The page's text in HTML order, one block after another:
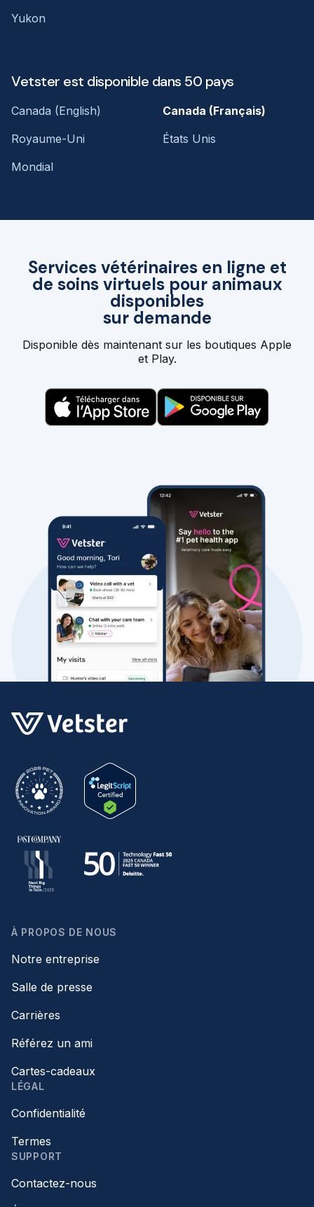
Services vétérinaires en ligne et
de soins virtuels pour animaux
disponibles
sur demande
Disponible dès maintenant sur les boutiques Apple
et Play.
Yukon
Vetster est disponible dans 50 pays
Canada (English)
Canada (Français)
Royaume-Uni
États Unis
Mondial
À PROPOS DE NOUS
Notre entreprise
Salle de presse
Carrières
Référez un ami
Cartes-cadeaux
LÉGAL
Confidentialité
Termes
SUPPORT
Contactez-nous